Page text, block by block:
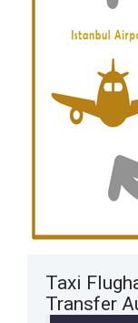
Taxi
Transfer